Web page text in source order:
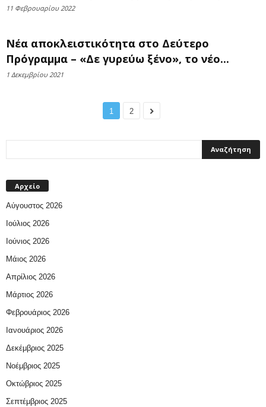
11 Φεβρουαρίου 2022
Νέα αποκλειστικότητα στο Δεύτερο
Πρόγραμμα – «Δε γυρεύω ξένο», το νέο...
1 Δεκεμβρίου 2021
1 2
Αρχείο
Αύγουστος 2026
Ιούλιος 2026
Ιούνιος 2026
Μάιος 2026
Απρίλιος 2026
Μάρτιος 2026
Φεβρουάριος 2026
Ιανουάριος 2026
Δεκέμβριος 2025
Νοέμβριος 2025
Οκτώβριος 2025
Σεπτέμβριος 2025